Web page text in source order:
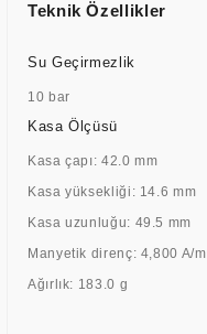
Teknik Özellikler
Su Geçirmezlik
10 bar
Kasa Ölçüsü
Kasa çapı: 42.0 mm
Kasa yüksekliği: 14.6 mm
Kasa uzunluğu: 49.5 mm
Manyetik direnç: 4,800 A/m
Ağırlık: 183.0 g